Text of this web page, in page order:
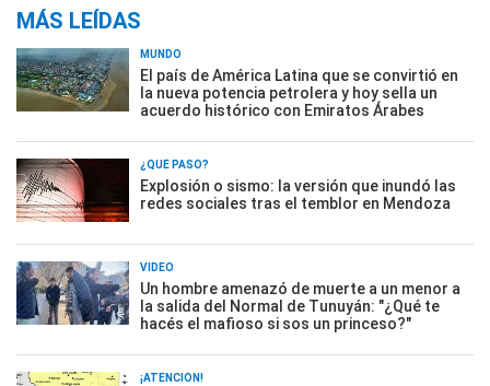
MÁS LEÍDAS
MUNDO
El país de América Latina que se convirtió en
la nueva potencia petrolera y hoy sella un
acuerdo histórico con Emiratos Árabes
¿QUÉ PASÓ?
Explosión o sismo: la versión que inundó las
redes sociales tras el temblor en Mendoza
VIDEO
Un hombre amenazó de muerte a un menor a
la salida del Normal de Tunuyán: "¿Qué te
hacés el mafioso si sos un princeso?"
¡ATENCIÓN!